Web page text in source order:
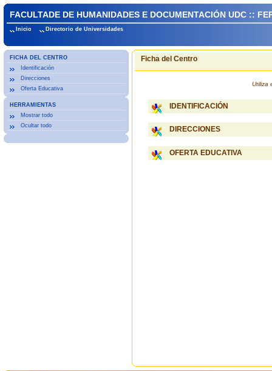
FACULTADE DE HUMANIDADES E DOCUMENTACIÓN UDC ::
Inicio Directorio de Universidades
FICHA DEL CENTRO
Identificación
Direcciones
Oferta Educativa
HERRAMIENTAS
Mostrar todo
Ocultar todo
Ficha del Centro
Utiliza
IDENTIFICACIÓN
DIRECCIONES
OFERTA EDUCATIVA